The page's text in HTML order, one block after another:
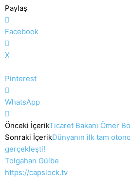
Paylaş
Facebook
X
Pinterest
WhatsApp
Önceki İçerikTicaret Bakanı Ömer
Sonraki İçerikDünyanın ilk tam
gerçekleşti!
Tolgahan Gülbe
https://capslock.tv